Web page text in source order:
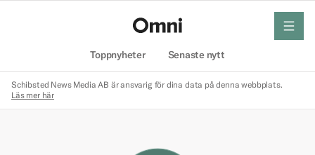
Toppnyheter Senaste nytt
meny
Schibsted News Media AB är ansvarig för dina data på denna webbplats.
Läs mer här